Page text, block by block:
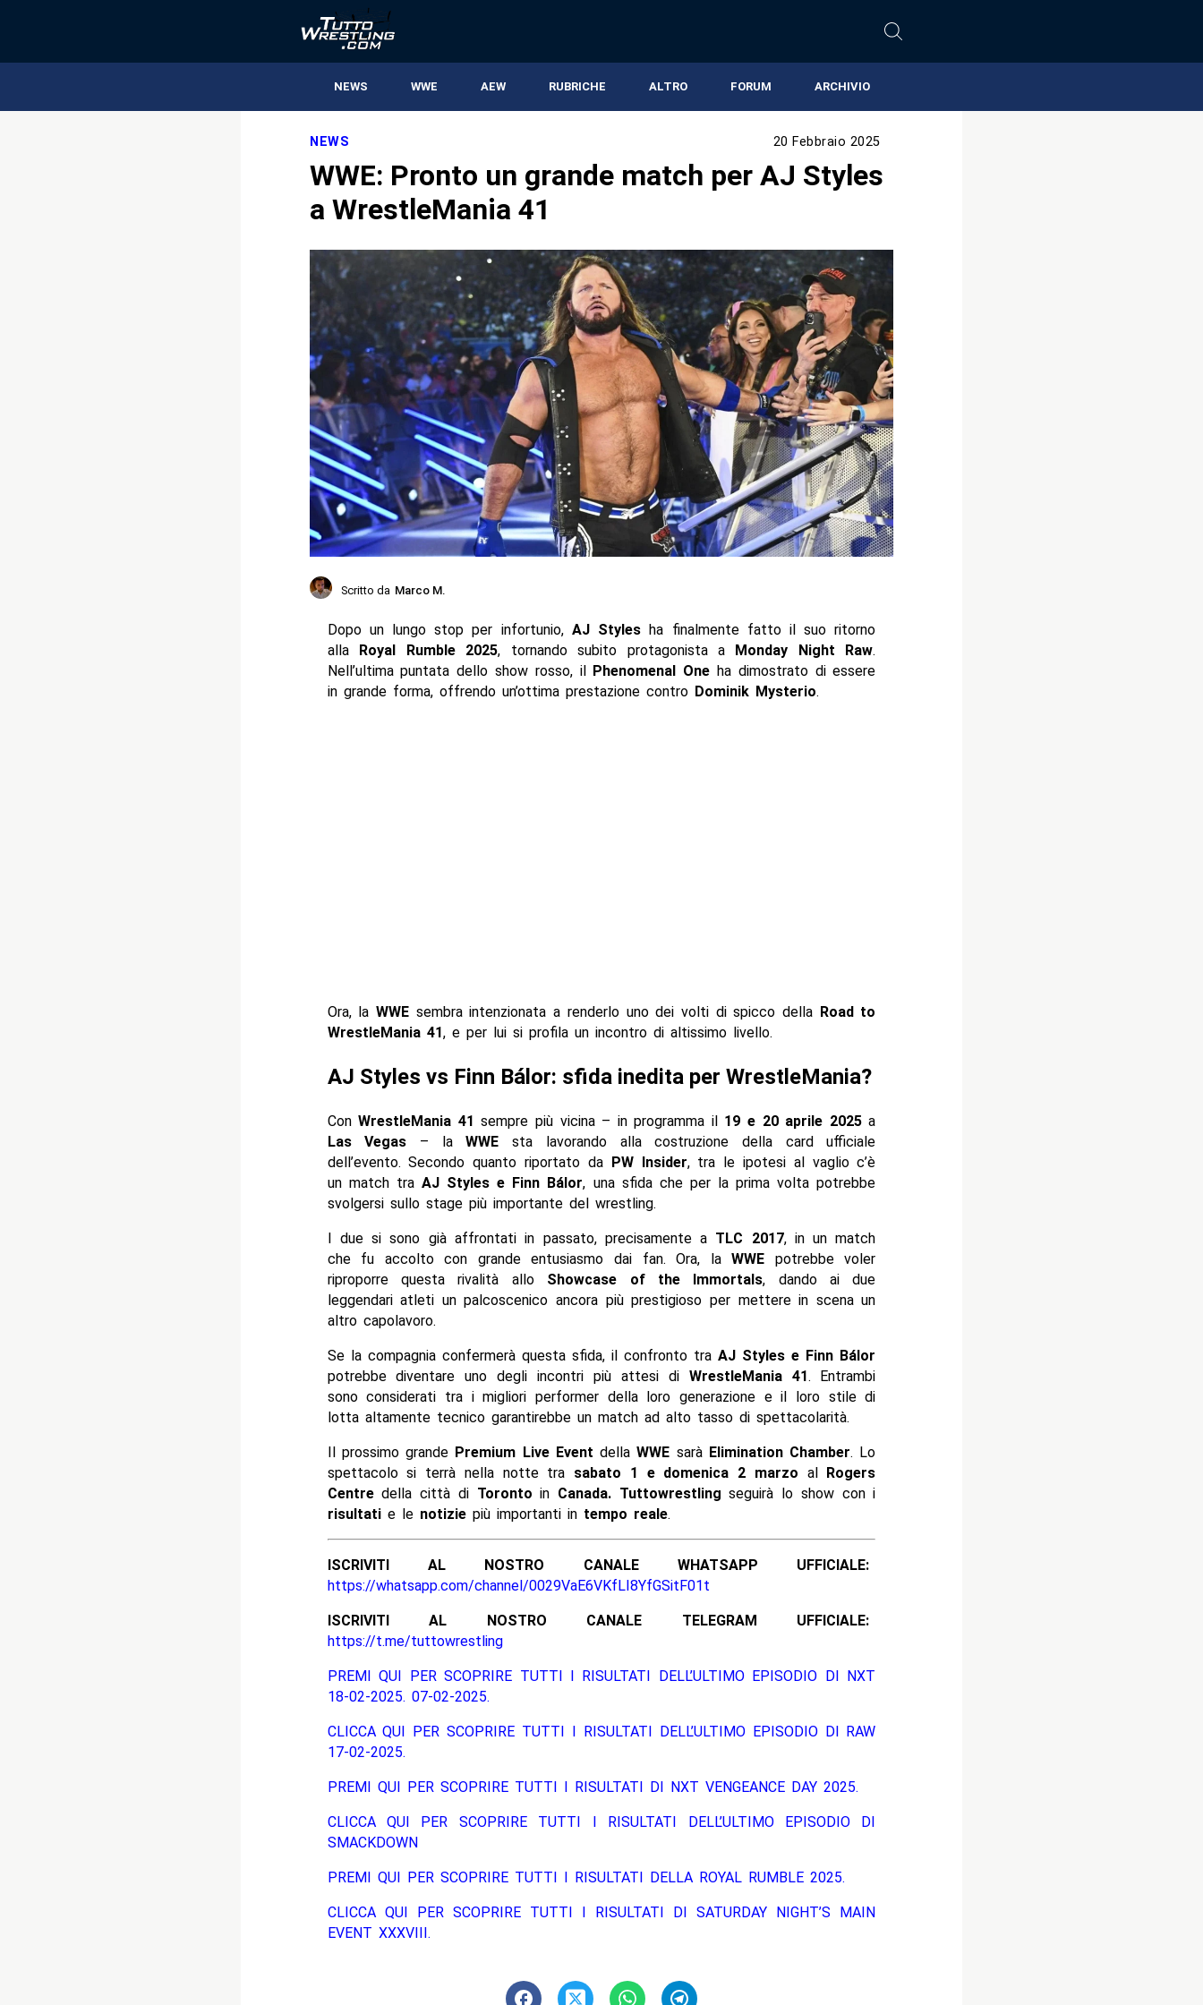
NEWS WWE AEW RUBRICHE ALTRO FORUM ARCHIVIO
NEWS 20 Febbraio 2025
WWE: Pronto un grande match per AJ Styles
a WrestleMania 41
Scritto da Marco M.
Dopo un lungo stop per infortunio, AJ Styles ha finalmente fatto il suo ritorno
alla Royal Rumble 2025, tornando subito protagonista a Monday Night Raw.
Nell’ultima puntata dello show rosso, il Phenomenal One ha dimostrato di essere
in grande forma, offrendo un’ottima prestazione contro Dominik Mysterio.
Ora, la WWEsembra intenzionata a renderlo uno dei volti di spicco della Road to
WrestleMania 41, e per lui si profila un incontro di altissimo livello.
AJ Styles vs Finn Bálor: sfida inedita per WrestleMania?
ConWrestleMania 41 sempre più vicina – in programma il 19 e 20 aprile 2025a
Las Vegas – laWWE sta lavorando alla costruzione della card ufficiale
dell’evento. Secondo quanto riportato da PW Insider, tra le ipotesi al vaglio c’è
un match tra AJ Styles e Finn Bálor, una sfida che per la prima volta potrebbe
svolgersi sullo stage più importante del wrestling.
I due si sono già affrontati in passato, precisamente a TLC 2017, in un match
che fu accolto con grande entusiasmo dai fan. Ora, laWWE potrebbe voler
riproporre questa rivalità allo Showcase of the Immortals, dando ai due
leggendari atleti un palcoscenico ancora più prestigioso per mettere in scena un
altro capolavoro.
Se la compagnia confermerà questa sfida, il confronto traAJ Styles e Finn Bálor
potrebbe diventare uno degli incontri più attesi di WrestleMania 41. Entrambi
sono considerati tra i migliori performer della loro generazione e il loro stile di
lotta altamente tecnico garantirebbe un match ad alto tasso di spettacolarità.
Il prossimo grande Premium Live Event dellaWWE sarà Elimination Chamber. Lo
spettacolo si terrà nella notte tra sabato 1 e domenica 2 marzo al Rogers
Centredella città di Toronto in Canada. Tuttowrestling seguirà lo show con i
risultatie le notiziepiù importanti in tempo reale.
ISCRIVITI AL NOSTRO CANALE WHATSAPP UFFICIALE:
https://whatsapp.com/channel/0029VaE6VKfLI8YfGSitF01t
ISCRIVITI AL NOSTRO CANALE TELEGRAM UFFICIALE:
https://t.me/tuttowrestling
PREMI QUI PER SCOPRIRE TUTTI I RISULTATI DELL’ULTIMO EPISODIO DI NXT
18-02-2025. 07-02-2025.
CLICCA QUI PER SCOPRIRE TUTTI I RISULTATI DELL’ULTIMO EPISODIO DI RAW
17-02-2025.
PREMI QUI PER SCOPRIRE TUTTI I RISULTATI DI NXT VENGEANCE DAY 2025.
CLICCA QUI PER SCOPRIRE TUTTI I RISULTATI DELL’ULTIMO EPISODIO DI
SMACKDOWN
PREMI QUI PER SCOPRIRE TUTTI I RISULTATI DELLA ROYAL RUMBLE 2025.
CLICCA QUI PER SCOPRIRE TUTTI I RISULTATI DI SATURDAY NIGHT’S MAIN
EVENT XXXVIII.